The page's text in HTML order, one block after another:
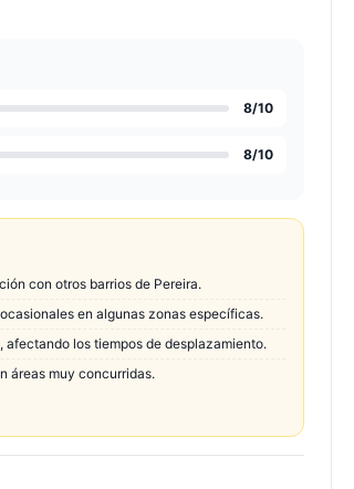
8/10
8/10
con otros barrios de Pereira.
en algunas zonas específicas.
los tiempos de desplazamiento.
áreas muy concurridas.